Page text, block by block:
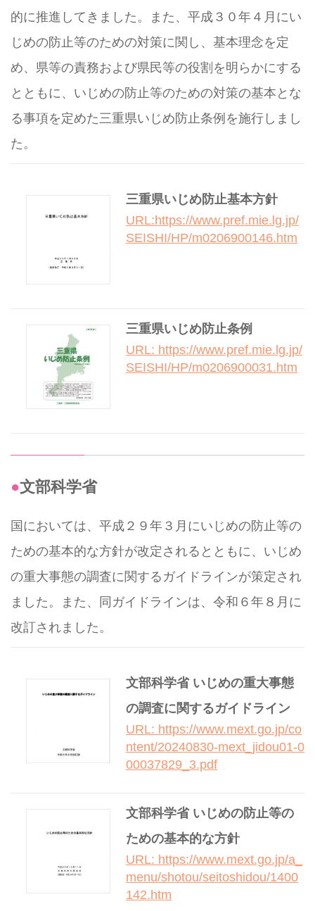
的に推進してきました。また、平成３０年４月にい
じめの防止等のための対策に関し、基本理念を定
め、県等の責務および県民等の役割を明らかにする
とともに、いじめの防止等のための対策の基本とな
る事項を定めた三重県いじめ防止条例を施行しまし
た。
三重県いじめ防止基本方針
URL:https://www.pref.mie.lg.jp/
SEISHI/HP/m0206900146.htm
三重県いじめ防止条例
URL: https://www.pref.mie.lg.jp/
SEISHI/HP/m0206900031.htm
●文部科学省
国においては、平成２９年３月にいじめの防止等の
ための基本的な方針が改定されるとともに、いじめ
の重大事態の調査に関するガイドラインが策定され
ました。また、同ガイドラインは、令和６年８月に
改訂されました。
文部科学省 いじめの重大事態
の調査に関するガイドライン
URL: https://www.mext.go.jp/co
ntent/20240830-mext_jidou01-0
00037829_3.pdf
文部科学省 いじめの防止等の
ための基本的な方針
URL: https://www.mext.go.jp/a_
menu/shotou/seitoshidou/1400
142.htm